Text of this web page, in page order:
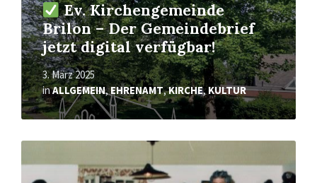
Ev. Kirchengemeinde
Brilon – Der Gemeindebrief
jetzt digital verfügbar!
3. März 2025
inALLGEMEIN,EHRENAMT,KIRCHE,KULTUR
Mehr